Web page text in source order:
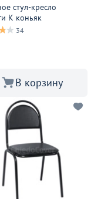
стул-кресло
К коньяк
34
В корзину